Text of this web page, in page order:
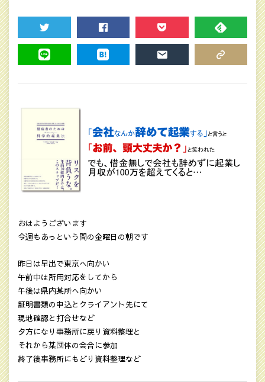
TWEET SHARE POCKET FEEDLY
おはようございます
今週もあっという間の金曜日の朝です
昨日は早出で東京へ向かい
午前中は所用対応をしてから
午後は県内某所へ向かい
証明書類の申込とクライアント先にて
現地確認と打合せなど
夕方になり事務所に戻り資料整理と
それから某団体の会合に参加
終了後事務所にもどり資料整理など